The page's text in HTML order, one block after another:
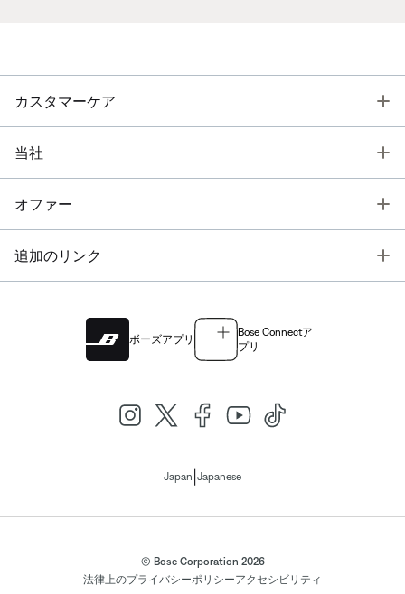
カスタマーケア
当社
オファー
追加のリンク
ボーズアプリ
Bose Connectア
プリ
Japan Japanese
© Bose Corporation 2026
法律上のプライバシーポリシーアクセシビリティ